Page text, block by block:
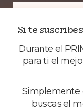
Si te
Durante el
para ti el
Simplemente
buscas el